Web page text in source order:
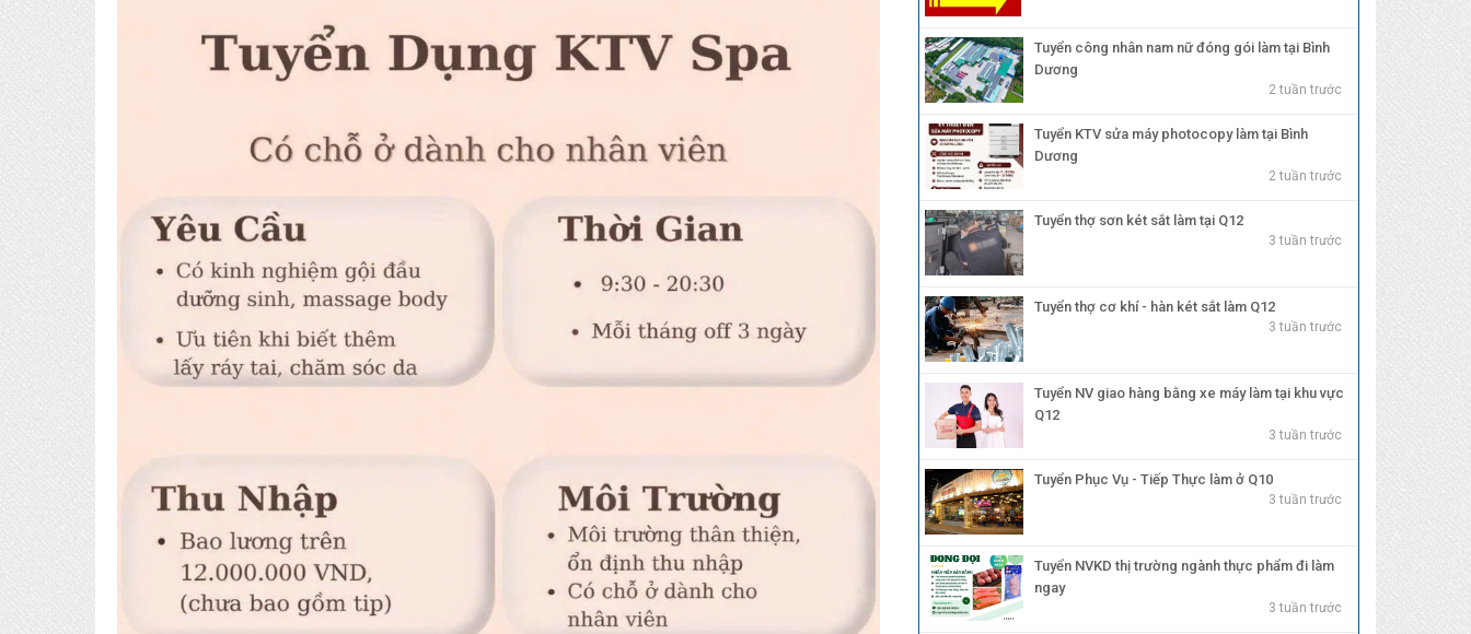
Tuyển công nhân nam nữ đóng gói làm tại Bình
Dương
2 tuần trước
Tuyển KTV sửa máy photocopy làm tại Bình
Dương
2 tuần trước
Tuyển thợ sơn két sắt làm tại Q12
3 tuần trước
Tuyển thợ cơ khí - hàn két sắt làm Q12
3 tuần trước
Tuyển NV giao hàng bằng xe máy làm tại khu vực
Q12
3 tuần trước
Tuyển Phục Vụ - Tiếp Thực làm ở Q10
3 tuần trước
Tuyển NVKD thị trường ngành thực phẩm đi làm
ngay
3 tuần trước